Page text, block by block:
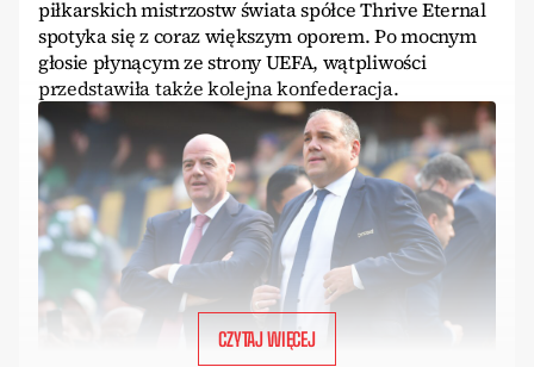
piłkarskich mistrzostw świata spółce Thrive Eternal
spotyka się z coraz większym oporem. Po mocnym
głosie płynącym ze strony UEFA, wątpliwości
przedstawiła także kolejna konfederacja.
CZYTAJ WIĘCEJ